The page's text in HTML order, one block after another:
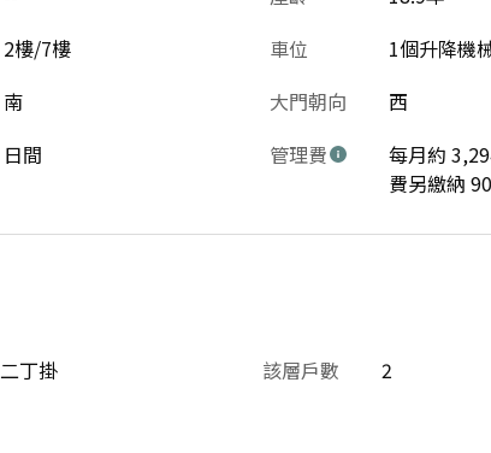
2樓/7樓 車位
南 大門朝向
西
日間 管理費
每月約
費另繳納
二丁掛 該層戶數
2